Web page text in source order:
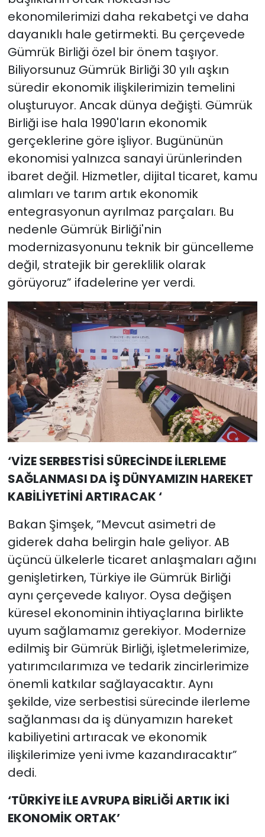
ekonomilerimizi daha rekabetçi ve daha
dayanıklı hale getirmekti. Bu çerçevede
Gümrük Birliği özel bir önem taşıyor.
Biliyorsunuz Gümrük Birliği 30 yılı aşkın
süredir ekonomik ilişkilerimizin temelini
oluşturuyor. Ancak dünya değişti. Gümrük
Birliği ise hala 1990'ların ekonomik
gerçeklerine göre işliyor. Bugününün
ekonomisi yalnızca sanayi ürünlerinden
ibaret değil. Hizmetler, dijital ticaret, kamu
alımları ve tarım artık ekonomik
entegrasyonun ayrılmaz parçaları. Bu
nedenle Gümrük Birliği'nin
modernizasyonunu teknik bir güncelleme
değil, stratejik bir gereklilik olarak
görüyoruz” ifadelerine yer verdi.
‘VİZE SERBESTİSİ SÜRECİNDE İLERLEME
SAĞLANMASI DA İŞ DÜNYAMIZIN HAREKET
KABİLİYETİNİ ARTIRACAK ‘
Bakan Şimşek, “Mevcut asimetri de
giderek daha belirgin hale geliyor. AB
üçüncü ülkelerle ticaret anlaşmaları ağını
genişletirken, Türkiye ile Gümrük Birliği
aynı çerçevede kalıyor. Oysa değişen
küresel ekonominin ihtiyaçlarına birlikte
uyum sağlamamız gerekiyor. Modernize
edilmiş bir Gümrük Birliği, işletmelerimize,
yatırımcılarımıza ve tedarik zincirlerimize
önemli katkılar sağlayacaktır. Aynı
şekilde, vize serbestisi sürecinde ilerleme
sağlanması da iş dünyamızın hareket
kabiliyetini artıracak ve ekonomik
ilişkilerimize yeni ivme kazandıracaktır”
dedi.
‘TÜRKİYE İLE AVRUPA BİRLİĞİ ARTIK İKİ
EKONOMİK ORTAK’